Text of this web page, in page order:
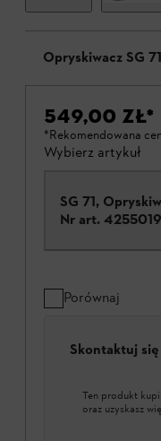
Opryskiwacz SG 71
549,00 ZŁ*
*Rekomendowana
Wybierz artykuł
SG 71,
Nr art.
Porównaj
Skontaktuj
Ten produkt
oraz uzyskasz